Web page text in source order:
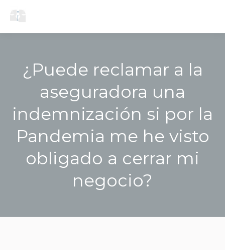
¿Puede reclamar a la
aseguradora una
indemnización si por la
Pandemia me he visto
obligado a cerrar mi
negocio?